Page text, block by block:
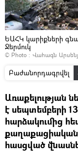
ԵԱՀԿ կարիքների
Ջերմուկ
© Photo : Վահագն
Բաժանորդագրվել
Առաքելության
է սեպտեմբերի
հարձակումից
քաղաքացիական
հասցված